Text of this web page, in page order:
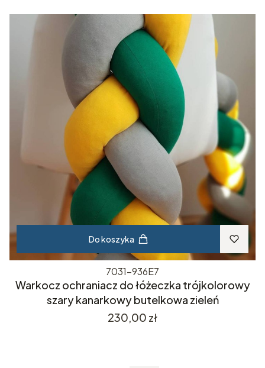
Do koszyka
7031-936E7
Warkocz ochraniacz do łóżeczka trójkolorowy
szary kanarkowy butelkowa zieleń
Cena
230,00 zł